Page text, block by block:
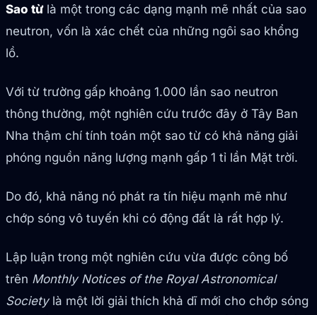
Sao từlà một trong các dạng mạnh mẽ nhất của sao
neutron, vốn là xác chết của những ngôi sao khổng
lồ.
Với từ trường gấp khoảng 1.000 lần sao neutron
thông thường, một nghiên cứu trước đây ở Tây Ban
Nha thậm chí tính toán một sao từ có khả năng giải
phóng nguồn năng lượng mạnh gấp 1 tỉ lần Mặt trời.
Do đó, khả năng nó phát ra tín hiệu mạnh mẽ như
chớp sóng vô tuyến khi có động đất là rất hợp lý.
Lập luận trong một nghiên cứu vừa được công bố
trên Monthly Notices of the Royal Astronomical
Society là một lời giải thích khả dĩ mới cho chớp sóng